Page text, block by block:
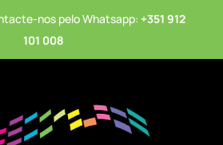
nos pelo Whatsapp: +351 912
101 008